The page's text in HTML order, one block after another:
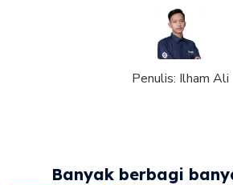
Penulis: Ilham Ali
Banyak berbagi